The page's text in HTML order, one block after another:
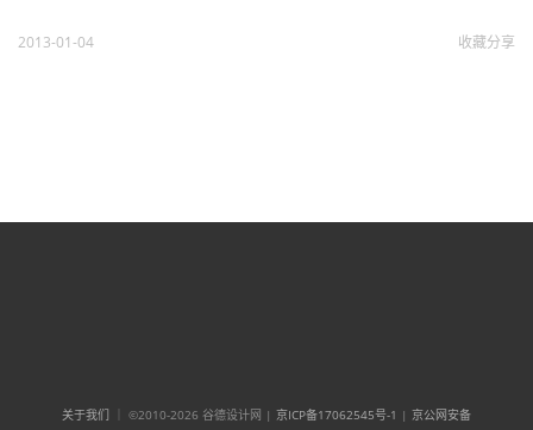
2013-01-04 收藏分享
关于我们 ｜ ©2010-2026 谷德设计网 | 京ICP备17062545号-1 | 京公网安备